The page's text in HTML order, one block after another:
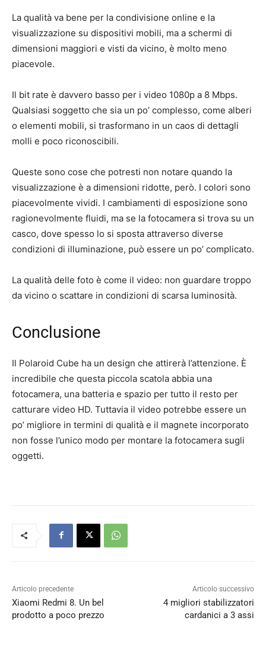
La qualità va bene per la condivisione online e la
visualizzazione su dispositivi mobili, ma a schermi di
dimensioni maggiori e visti da vicino, è molto meno
piacevole.
Il bit rate è davvero basso per i video 1080p a 8 Mbps.
Qualsiasi soggetto che sia un po’ complesso, come alberi
o elementi mobili, si trasformano in un caos di dettagli
molli e poco riconoscibili.
Queste sono cose che potresti non notare quando la
visualizzazione è a dimensioni ridotte, però. I colori sono
piacevolmente vividi. I cambiamenti di esposizione sono
ragionevolmente fluidi, ma se la fotocamera si trova su un
casco, dove spesso lo si sposta attraverso diverse
condizioni di illuminazione, può essere un po’ complicato.
La qualità delle foto è come il video: non guardare troppo
da vicino o scattare in condizioni di scarsa luminosità.
Conclusione
Il Polaroid Cube ha un design che attirerà l’attenzione. È
incredibile che questa piccola scatola abbia una
fotocamera, una batteria e spazio per tutto il resto per
catturare video HD. Tuttavia il video potrebbe essere un
po’ migliore in termini di qualità e il magnete incorporato
non fosse l’unico modo per montare la fotocamera sugli
oggetti.
Articolo precedente
Xiaomi Redmi 8. Un bel
prodotto a poco prezzo
Articolo successivo
4 migliori stabilizzatori
cardanici a 3 assi